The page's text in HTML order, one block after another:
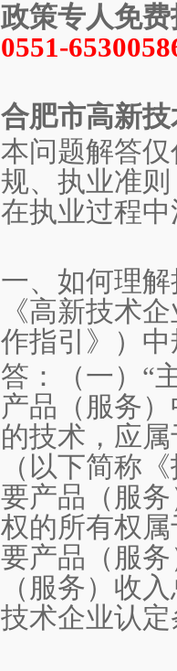
政策专人免
0551-
合肥市高新
本问题解答
规、执业准
在执业过程
一、如何理
《高新技术
作指引》）
答：（一）“
产品（服务
的技术，应
（以下简称
要产品（服
权的所有权
要产品（服
（服务）收
技术企业认